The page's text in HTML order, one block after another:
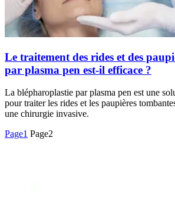
Le traitement des rides et des
par plasma pen est-il efficace ?
La blépharoplastie par plasma pen est une
pour traiter les rides et les paupières
une chirurgie invasive.
Page1 Page2